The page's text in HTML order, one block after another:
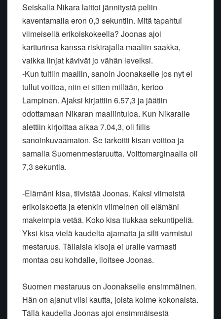
Seiskalla Nikara laittoi jännitystä peliin
kaventamalla eron 0,3 sekuntiin. Mitä tapahtui
viimeisellä erikoiskokeella? Joonas ajoi
kartturinsa kanssa riskirajalla maaliin saakka,
vaikka linjat kävivät jo vähän leveiksi.
-Kun tultiin maaliin, sanoin Joonakselle jos nyt ei
tullut voittoa, niin ei sitten millään, kertoo
Lampinen. Ajaksi kirjattiin 6.57,3 ja jäätiin
odottamaan Nikaran maaliintuloa. Kun Nikaralle
alettiin kirjoittaa aikaa 7.04,3, oli fiilis
sanoinkuvaamaton. Se tarkoitti kisan voittoa ja
samalla Suomenmestaruutta. Voittomarginaalia oli
7,3 sekuntia.
-Elämäni kisa, tiivistää Joonas. Kaksi viimeistä
erikoiskoetta ja etenkin viimeinen oli elämäni
makeimpia vetää. Koko kisa tiukkaa sekuntipeliä.
Yksi kisa vielä kaudelta ajamatta ja silti varmistui
mestaruus. Tällaisia kisoja ei uralle varmasti
montaa osu kohdalle, iloitsee Joonas.
Suomen mestaruus on Joonakselle ensimmäinen.
Hän on ajanut viisi kautta, joista kolme kokonaista.
Tällä kaudella Joonas ajoi ensimmäisestä